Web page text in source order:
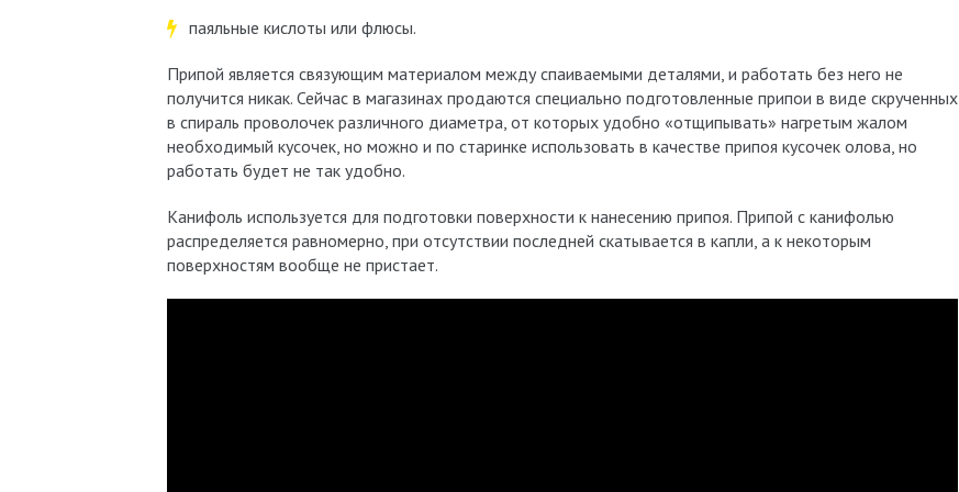
паяльные кислоты или флюсы.
Припой является связующим материалом между спаиваемыми деталями, и работать без него не
получится никак. Сейчас в магазинах продаются специально подготовленные припои в виде скрученных
в спираль проволочек различного диаметра, от которых удобно «отщипывать» нагретым жалом
необходимый кусочек, но можно и по старинке использовать в качестве припоя кусочек олова, но
работать будет не так удобно.
Канифоль используется для подготовки поверхности к нанесению припоя. Припой с канифолью
распределяется равномерно, при отсутствии последней скатывается в капли, а к некоторым
поверхностям вообще не пристает.